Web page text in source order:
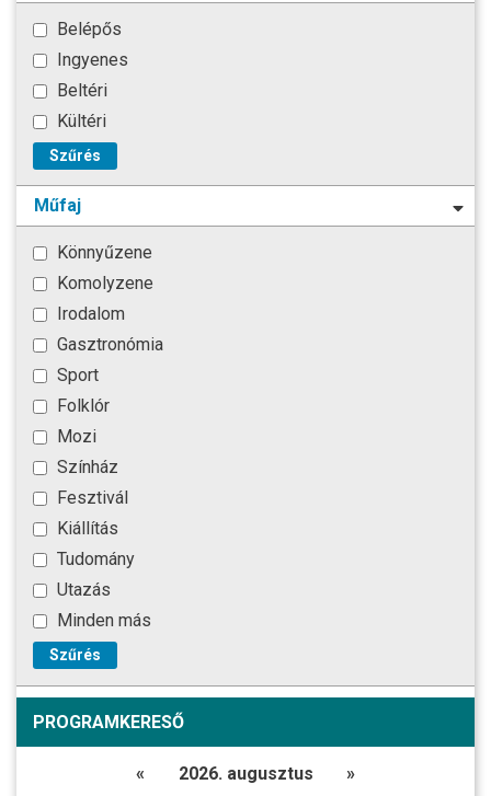
Belépős
Ingyenes
Beltéri
Kültéri
Szűrés
Műfaj
Könnyűzene
Komolyzene
Irodalom
Gasztronómia
Sport
Folklór
Mozi
Színház
Fesztivál
Kiállítás
Tudomány
Utazás
Minden más
Szűrés
PROGRAMKERESŐ
« 2026. augusztus
»